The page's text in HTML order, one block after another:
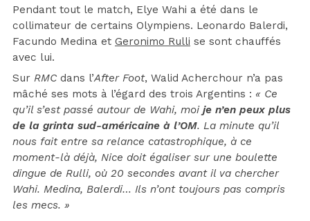
Pendant tout le match, Elye Wahi a été dans le
collimateur de certains Olympiens. Leonardo Balerdi,
Facundo Medina et Geronimo Rulli se sont chauffés
avec lui.
Sur RMC dans l’After Foot, Walid Acherchour n’a pas
mâché ses mots à l’égard des trois Argentins : « Ce
qu’il s’est passé autour de Wahi, moi je n’en peux plus
de la grinta sud-américaine à l’OM. La minute qu’il
nous fait entre sa relance catastrophique, à ce
moment-là déjà, Nice doit égaliser sur une boulette
dingue de Rulli, où 20 secondes avant il va chercher
Wahi. Medina, Balerdi… Ils n’ont toujours pas compris
les mecs. »